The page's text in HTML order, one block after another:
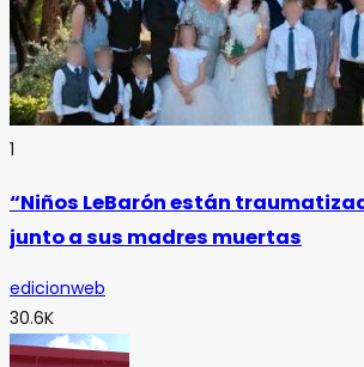
1
“Niños LeBarón están
junto a sus madres muertas
edicionweb
30.6K